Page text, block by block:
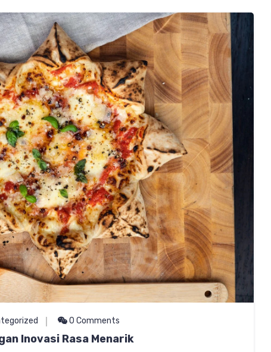
0 Comments
Inovasi Rasa Menarik